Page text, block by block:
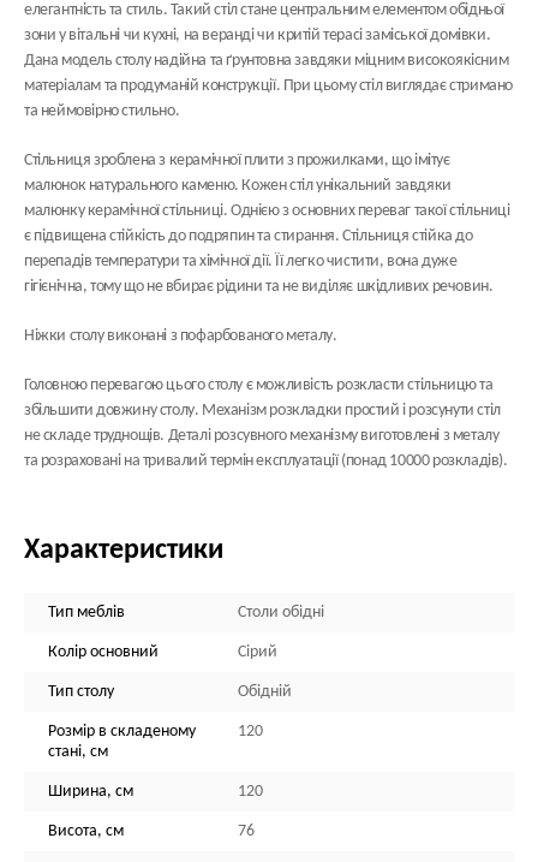
елегантність та стиль. Такий стіл стане центральним елементом обідньої
зони у вітальні чи кухні, на веранді чи критій терасі заміської домівки.
Дана модель столу надійна та ґрунтовна завдяки міцним високоякісним
матеріалам та продуманій конструкції. При цьому стіл виглядає стримано
та неймовірно стильно.
Стільниця зроблена з керамічної плити з прожилками, що імітує
малюнок натурального каменю. Кожен стіл унікальний завдяки
малюнку керамічної стільниці. Однією з основних переваг такої стільниці
є підвищена стійкість до подряпин та стирання. Стільниця стійка до
перепадів температури та хімічної дії. Її легко чистити, вона дуже
гігієнічна, тому що не вбирає рідини та не виділяє шкідливих речовин.
Ніжки столу виконані з пофарбованого металу.
Головною перевагою цього столу є можливість розкласти стільницю та
збільшити довжину столу. Механізм розкладки простий і розсунути стіл
не складе труднощів. Деталі розсувного механізму виготовлені з металу
та розраховані на тривалий термін експлуатації (понад 10000 розкладів).
Характеристики
Тип меблів Столи обідні
Колір основний Сірий
Тип столу Обідній
Розмір в складеному
стані, см
120
Ширина, см 120
Висота, см 76